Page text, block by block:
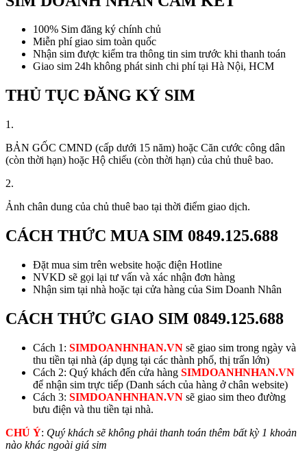
100% Sim đăng ký chính chủ
Miễn phí giao sim toàn quốc
Nhận sim được kiểm tra thông tin sim trước khi thanh toán
Giao sim 24h không phát sinh chi phí tại Hà Nội, HCM
THỦ TỤC ĐĂNG KÝ SIM
1.
BẢN GỐC CMND (cấp dưới 15 năm) hoặc Căn cước công dân
(còn thời hạn) hoặc Hộ chiếu (còn thời hạn) của chủ thuê bao.
2.
Ảnh chân dung của chủ thuê bao tại thời điểm giao dịch.
CÁCH THỨC MUA SIM 0849.125.688
Đặt mua sim trên website hoặc điện Hotline
NVKD sẽ gọi lại tư vấn và xác nhận đơn hàng
Nhận sim tại nhà hoặc tại cửa hàng của Sim Doanh Nhân
CÁCH THỨC GIAO SIM 0849.125.688
Cách 1: SIMDOANHNHAN.VN sẽ giao sim trong ngày và
thu tiền tại nhà (áp dụng tại các thành phố, thị trấn lớn)
Cách 2: Quý khách đến cửa hàng SIMDOANHNHAN.VN
để nhận sim trực tiếp (Danh sách của hàng ở chân website)
Cách 3: SIMDOANHNHAN.VN sẽ giao sim theo đường
bưu điện và thu tiền tại nhà.
CHÚ Ý: Quý khách sẽ không phải thanh toán thêm bất kỳ 1 khoản
nào khác ngoài giá sim